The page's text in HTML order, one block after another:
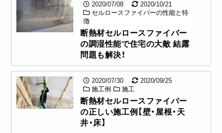
2020/07/08
2020/10/21
セルロースファイバーの性能と特
徴
断熱材セルロースファイバー
の調湿性能で住宅の大敵 結露
問題も解決！
2020/07/30
2020/09/25
施工例
施工
断熱材セルロースファイバー
の正しい施工例【壁・屋根・天
井・床】